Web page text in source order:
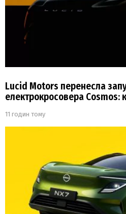
Lucid Motors перенесла
електрокросовера Cosmos:
11 годин тому